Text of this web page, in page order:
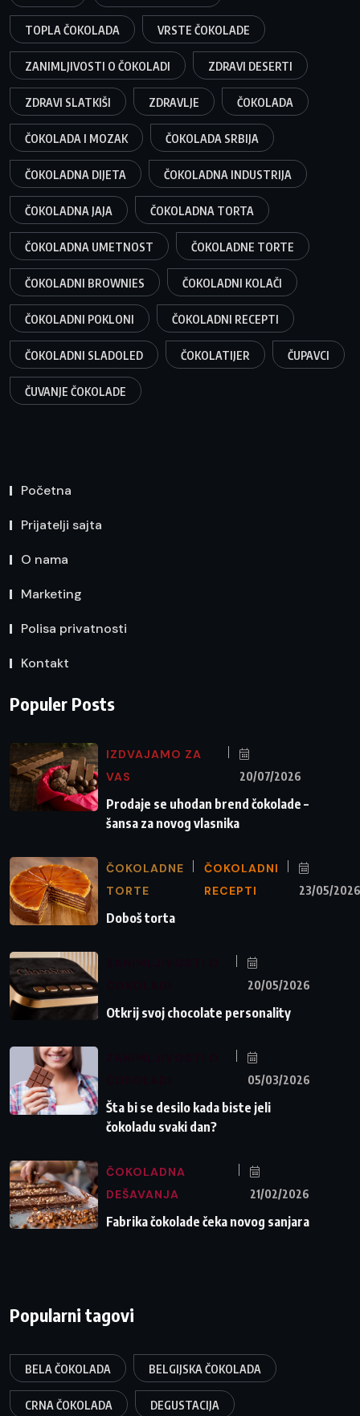
TOPLA ČOKOLADA VRSTE ČOKOLADE
ZANIMLJIVOSTI O ČOKOLADI ZDRAVI DESERTI
ZDRAVI SLATKIŠI ZDRAVLJE ČOKOLADA
ČOKOLADA I MOZAK ČOKOLADA SRBIJA
ČOKOLADNA DIJETA ČOKOLADNA INDUSTRIJA
ČOKOLADNA JAJA ČOKOLADNA TORTA
ČOKOLADNA UMETNOST ČOKOLADNE TORTE
ČOKOLADNI BROWNIES ČOKOLADNI KOLAČI
ČOKOLADNI POKLONI ČOKOLADNI RECEPTI
ČOKOLADNI SLADOLED ČOKOLATIJER ČUPAVCI
ČUVANJE ČOKOLADE
Početna
Prijatelji sajta
O nama
Marketing
Polisa privatnosti
Kontakt
Populer Posts
IZDVAJAMO ZA
VAS
20/07/2026
Prodaje se uhodan brend čokolade –
šansa za novog vlasnika
ČOKOLADNE
TORTE
ČOKOLADNI
RECEPTI
23/05/2026
Doboš torta
20/05/2026
Otkrij svoj chocolate personality
05/03/2026
Šta bi se desilo kada biste jeli
čokoladu svaki dan?
ČOKOLADNA
DEŠAVANJA
21/02/2026
Fabrika čokolade čeka novog sanjara
Popularni tagovi
BELA ČOKOLADA BELGIJSKA ČOKOLADA
CRNA ČOKOLADA DEGUSTACIJA